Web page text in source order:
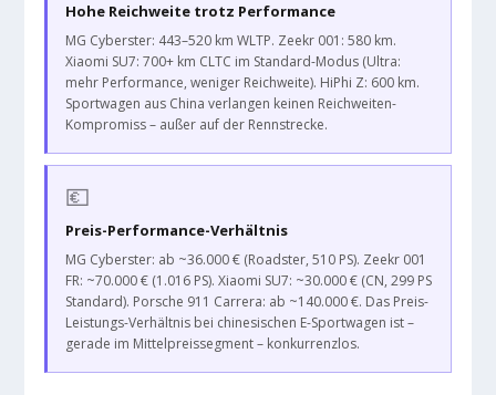
Hohe Reichweite trotz Performance
MG Cyberster: 443–520 km WLTP. Zeekr 001: 580 km.
Xiaomi SU7: 700+ km CLTC im Standard-Modus (Ultra:
mehr Performance, weniger Reichweite). HiPhi Z: 600 km.
Sportwagen aus China verlangen keinen Reichweiten-
Kompromiss – außer auf der Rennstrecke.
💶
Preis-Performance-Verhältnis
MG Cyberster: ab ~36.000 € (Roadster, 510 PS). Zeekr 001
FR: ~70.000 € (1.016 PS). Xiaomi SU7: ~30.000 € (CN, 299 PS
Standard). Porsche 911 Carrera: ab ~140.000 €. Das Preis-
Leistungs-Verhältnis bei chinesischen E-Sportwagen ist –
gerade im Mittelpreissegment – konkurrenzlos.